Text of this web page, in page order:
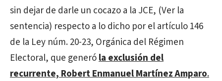
sin dejar de darle un cocazo a la JCE, (Ver la
sentencia) respecto a lo dicho por el artículo 146
de la Ley núm. 20-23, Orgánica del Régimen
Electoral, que generóla exclusión del
recurrente, Robert Enmanuel Martínez Amparo.